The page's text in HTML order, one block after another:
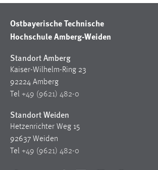
Ostbayerische Technische
Hochschule Amberg-Weiden
Standort Amberg
Kaiser-Wilhelm-Ring 23
92224 Amberg
Tel +49 (9621) 482-0
Standort Weiden
Hetzenrichter Weg 15
92637 Weiden
Tel +49 (9621) 482-0